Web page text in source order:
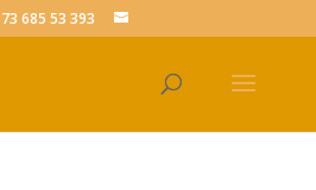
685 53 393